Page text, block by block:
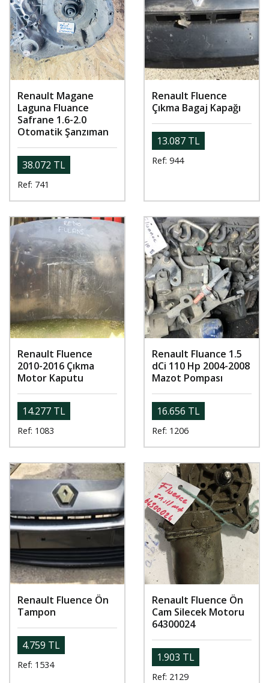
Renault Magane
Laguna Fluance
Safrane 1.6-2.0
Otomatik Şanzıman
38.072 TL
Ref: 741
Renault Fluence
Çıkma Bagaj Kapağı
13.087 TL
Ref: 944
Renault Fluence
2010-2016 Çıkma
Motor Kaputu
14.277 TL
Ref: 1083
Renault Fluance 1.5
dCi 110 Hp 2004-2008
Mazot Pompası
16.656 TL
Ref: 1206
Renault Fluence Ön
Tampon
4.759 TL
Ref: 1534
Renault Fluence Ön
Cam Silecek Motoru
64300024
1.903 TL
Ref: 2129